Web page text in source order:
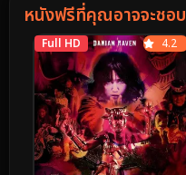
หนังฟรีที่คุณอาจจะชอบ
Full HD 4.2